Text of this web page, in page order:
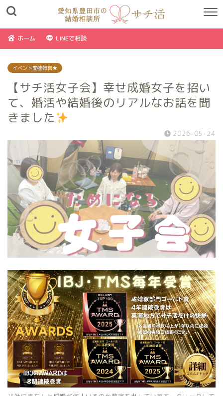
ホーム LINEで相談
イベント開催報告★
【サチ活女子会】幸せ成婚女子を招い
て、婚活や結婚後のリアルなお話を聞
きました
2026-05-24